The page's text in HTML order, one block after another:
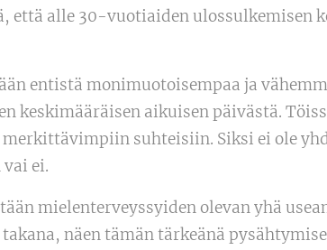
että alle 30-vuotiaiden ulossulkemisen
entistä monimuotoisempaa ja
keskimääräisen aikuisen päivästä.
suhteisiin. Siksi ei ole
ei.
mielenterveyssyiden olevan yhä
näen tämän tärkeänä